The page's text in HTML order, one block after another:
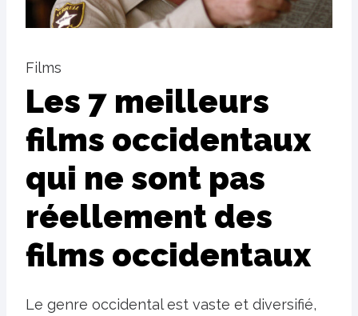
Films
Les 7 meilleurs
films occidentaux
qui ne sont pas
réellement des
films occidentaux
Le genre occidental est vaste et diversifié,